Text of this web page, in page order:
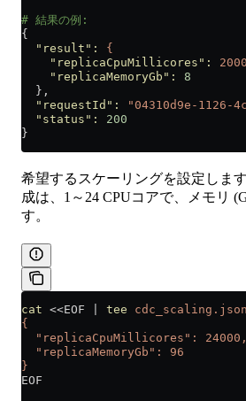
# 結果の例:
{
  "result"
:
{
    "replicaCpuMillicores"
:
    "replicaMemoryGb"
:
8
  },
  "requestId"
:
"04310d9e-1126-
  "status"
:
200
}
希望するスケーリングを設定しま
成は、1～24 CPUコアで、メモリ
す。
cat <<EOF tee cdc_scaling.json
{
  "replicaCpuMillicores": 24000,
  "replicaMemoryGb": 96
}
EOF